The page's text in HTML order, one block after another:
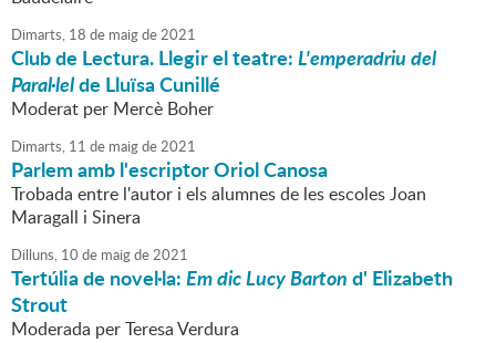
Dimarts, 18 de maigde2021
Club de Lectura. Llegir el teatre:L'emperadriu del
Paral·lelde Lluïsa Cunillé
Moderat per Mercè Boher
Dimarts, 11 de maigde2021
Parlem amb l'escriptor Oriol Canosa
Trobada entre l'autor i els alumnes de les escoles Joan
Maragall i Sinera
Dilluns, 10 de maigde2021
Tertúlia de novel·la:Em dic Lucy Bartond' Elizabeth
Strout
Moderada per Teresa Verdura